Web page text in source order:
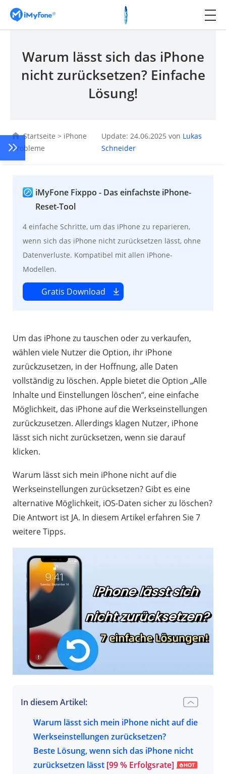
Warum lässt sich das iPhone
nicht zurücksetzen? Einfache
Lösung!
Startseite > iPhone
Probleme
Update: 24.06.2025 von Lukas
Schneider
iMyFone Fixppo - Das einfachste iPhone-
Reset-Tool
4 einfache Schritte, um das iPhone zu reparieren,
wenn sich das iPhone nicht zurücksetzen lässt, ohne
Datenverluste. Kompatibel mit allen iPhone-
Modellen.
Gratis Download
Um das iPhone zu tauschen oder zu verkaufen,
wählen viele Nutzer die Option, ihr iPhone
zurückzusetzen, in der Hoffnung, alle Daten
vollständig zu löschen. Apple bietet die Option „Alle
Inhalte und Einstellungen löschen“, eine einfache
Möglichkeit, das iPhone auf die Werkseinstellungen
zurückzusetzen. Allerdings klagen Nutzer, iPhone
lässt sich nicht zurücksetzen, wenn sie darauf
klicken.
Warum lässt sich mein iPhone nicht auf die
Werkseinstellungen zurücksetzen? Gibt es eine
alternative Möglichkeit, iOS-Daten sicher zu löschen?
Die Antwort ist JA. In diesem Artikel erfahren Sie 7
weitere Tipps.
In diesem Artikel:
Warum lässt sich mein iPhone nicht auf die
Werkseinstellungen zurücksetzen?
Beste Lösung, wenn sich das iPhone nicht
zurücksetzen lässt [99 % Erfolgsrate]